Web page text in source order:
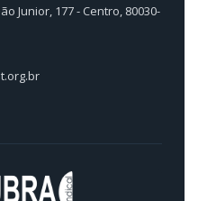
Junior, 177 - Centro, 80030-